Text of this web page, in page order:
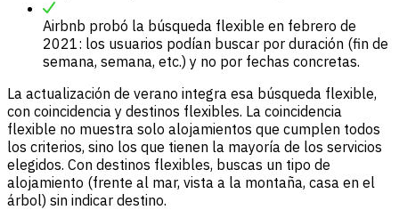
Airbnb probó la búsqueda flexible en febrero de
2021: los usuarios podían buscar por duración (fin de
semana, semana, etc.) y no por fechas concretas.
La actualización de verano integra esa búsqueda flexible,
con coincidencia y destinos flexibles. La coincidencia
flexible no muestra solo alojamientos que cumplen todos
los criterios, sino los que tienen la mayoría de los servicios
elegidos. Con destinos flexibles, buscas un tipo de
alojamiento (frente al mar, vista a la montaña, casa en el
árbol) sin indicar destino.